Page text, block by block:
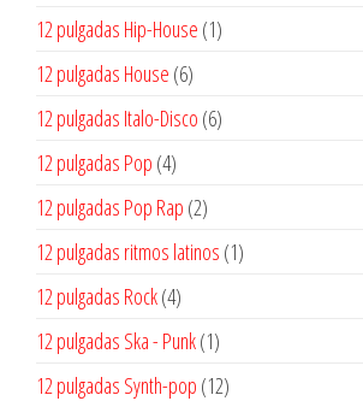
productos
12 pulgadas Hip-House 11
12 pulgadas House 66
productos
12 pulgadas Italo-Disco 66
12 pulgadas Pop 44
productos
12 pulgadas Pop Rap 22
productos
12 pulgadas ritmos latinos 11
12 pulgadas Rock 44
productos
12 pulgadas Ska - Punk 11
producto
12 pulgadas Synth-pop 1212